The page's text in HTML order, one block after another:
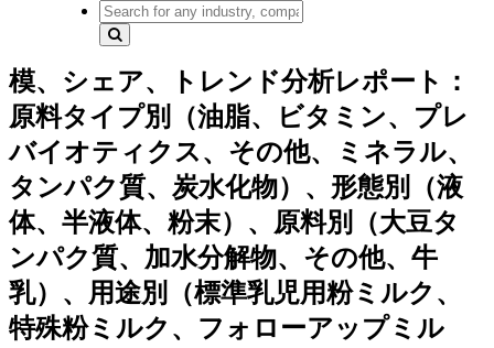
模、シェア、トレンド分析レポート：
原料タイプ別（油脂、ビタミン、プレ
バイオティクス、その他、ミネラル、
タンパク質、炭水化物）、形態別（液
体、半液体、粉末）、原料別（大豆タ
ンパク質、加水分解物、その他、牛
乳）、用途別（標準乳児用粉ミルク、
特殊粉ミルク、フォローアップミル